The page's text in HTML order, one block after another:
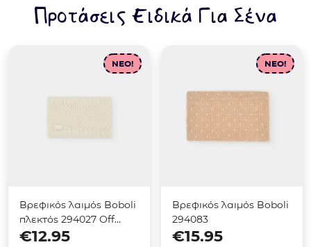
Προτάσεις Ειδικά Για Σένα
NEO!
Βρεφικός λαιμός Boboli
πλεκτός 294027 Off
white
€12.95
NEO!
Βρεφικός λαιμός Boboli
294083
€15.95